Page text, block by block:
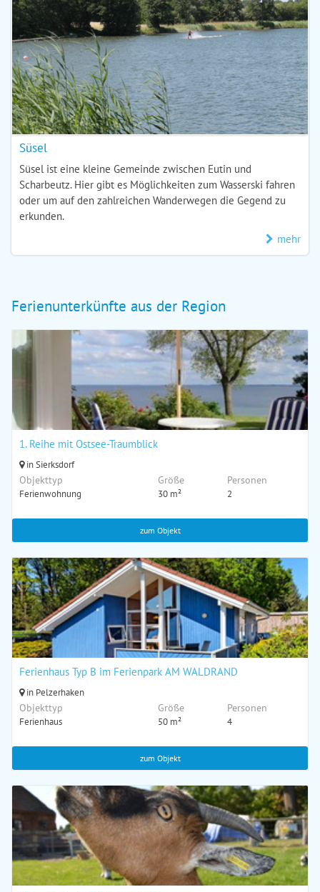
Süsel
Süsel ist eine kleine Gemeinde zwischen Eutin und
Scharbeutz. Hier gibt es Möglichkeiten zum Wasserski fahren
oder um auf den zahlreichen Wanderwegen die Gegend zu
erkunden.
mehr
Ferienunterkünfte aus der Region
1. Reihe mit Ostsee-Traumblick
in Sierksdorf
Objekttyp
Ferienwohnung
Größe
30 m²
Personen
2
zum Objekt
Ferienhaus Typ B im Ferienpark AM WALDRAND
in Pelzerhaken
Objekttyp
Ferienhaus
Größe
50 m²
Personen
4
zum Objekt